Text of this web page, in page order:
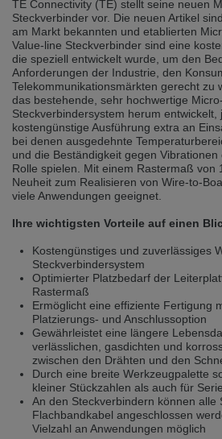
selected one. This website is also available in
switch to the German version?
Switch to German version Stay on
Wir haben erkannt, dass ihr Browser eine
angezeigte bevorzugt. Diese Webseite ist auch
Möchten Sie zur Deutschen Version wechseln?
Zur deutschen Version wechseln Auf
We have detected, that your browser prefers
selected one. This website is also available in
switch to the Czech version?
Switch to Czech version Stay on this
Zdá se, že Váš prohlížeč je v jiném jazyce, než
Tato stránka je k dispozici i v češtině. Chcete
Přepnout na českou verzi
Váš prohlížeč se zdá být v jiném jazyce, než je
stránka je také k dispozici v němčině. Přejete
Přepněte na německou verzi
Wir haben erkannt, dass ihr Browser eine
angezeigte bevorzugt. Diese Webseite ist auch
Möchten Sie zur Deutschen Version wechseln?
TE Connectivity (TE) stellt seine neuen
Steckverbinder vor. Die neuen Artikel
am Markt bekannten und etablierten
Value-line Steckverbinder sind eine
die speziell entwickelt wurde, um den
Anforderungen der Industrie, den
Telekommunikationsmärkten gerecht zu
das bestehende, sehr hochwertige
Steckverbindersystem herum entwickelt,
kostengünstige Ausführung extra an
bei denen ausgedehnte
und die Beständigkeit gegen
Rolle spielen. Mit einem Rastermaß von
Neuheit zum Realisieren von Wire-to-
viele Anwendungen geeignet.
Ihre wichtigsten Vorteile auf einen
Kostengünstiges und zuverlässiges
Steckverbindersystem
Optimierter Platzbedarf der
Rastermaß
Ermöglicht eine effiziente Fertigung
Platzierungs- und Anschlussoption
Gewährleistet eine längere
verlässlichen, gasdichten und
zwischen den Drähten und den
Durch eine breite Werkzeugpalette
kleiner Stückzahlen als auch für
An den Steckverbindern können alle
Flachbandkabel angeschlossen
Vielzahl an Anwendungen möglich